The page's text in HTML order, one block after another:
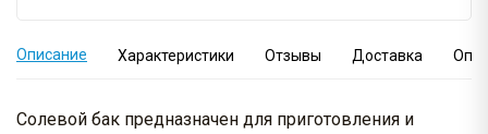
Описание Характеристики Отзывы Доставка
Солевой бак предназначен для приготовления и